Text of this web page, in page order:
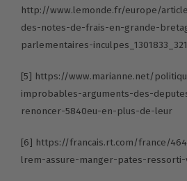
http://www.lemonde.fr/europe/
des-notes-de-frais-en-grande-
parlementaires-
[5] https://www.marianne.net/
improbables-arguments-des-
renoncer-5840eu-en-plus-de-leur
[6] https://francais.rt.com/france/
lrem-assure-manger-pates-ressorti-